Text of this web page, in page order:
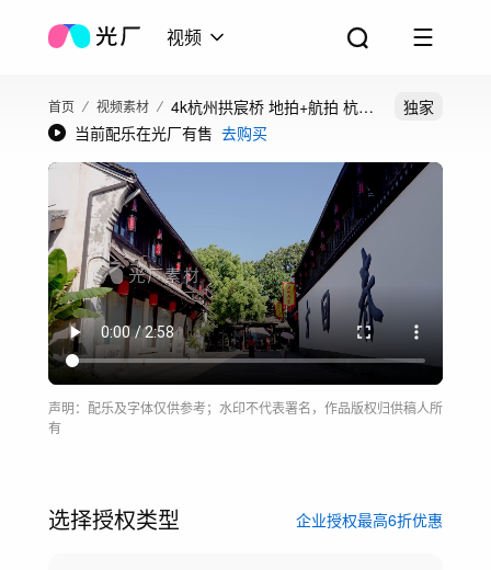
视频
首页 视频素材
4k杭州拱宸桥 地拍+航拍 杭州
人文古街
独家
当前配乐在光厂有售 去购买
声明：配乐及字体仅供参考；水印不代表署名，作品版权归供稿人所
有
选择授权类型 企业授权最高6折优惠